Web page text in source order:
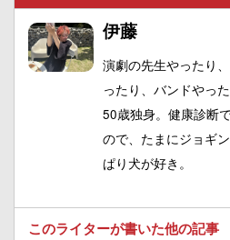
伊藤
演劇の先生やったり
ったり、バンドやっ
50歳独身。健康診断
ので、たまにジョギ
ぱり犬が好き。
このライターが書いた他の記事